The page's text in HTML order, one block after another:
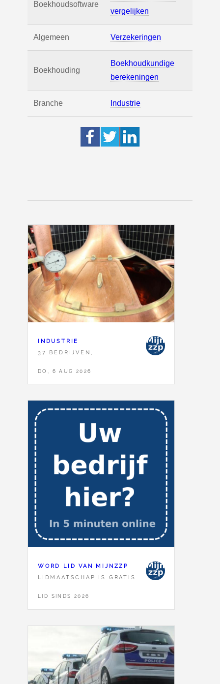
Boekhoudsoftware
vergelijken
Algemeen Verzekeringen
Boekhouding
Boekhoudkundige
berekeningen
Branche Industrie
INDUSTRIE
37 BEDRIJVEN,
DO, 6 AUG 2026
WORD LID VAN MIJNZZP
LIDMAATSCHAP IS GRATIS
LID SINDS 2026